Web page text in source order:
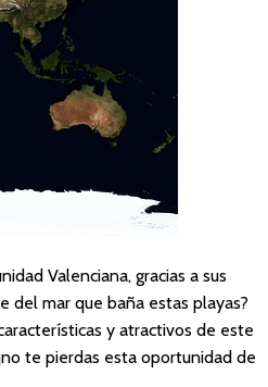
Valenciana, gracias a sus
del mar que baña estas playas?
y atractivos de este
te pierdas esta oportunidad de